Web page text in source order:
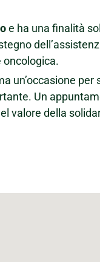
e ha una finalità
oncologica.
un’occasione
Un
valore della